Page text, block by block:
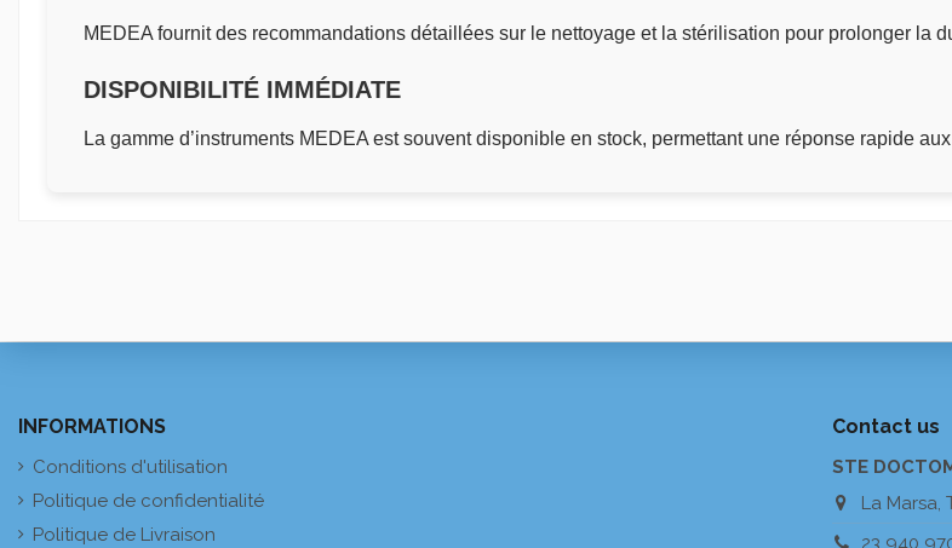
MEDEA fournit des recommandations détaillées sur le nettoyage et la stérilisation pour prolonger la
DISPONIBILITÉ IMMÉDIATE
La gamme d’instruments MEDEA est souvent disponible en stock, permettant une réponse rapide
INFORMATIONS
Conditions d'utilisation
Politique de confidentialité
Politique de Livraison
Contact us
STE
La Marsa,
23 940